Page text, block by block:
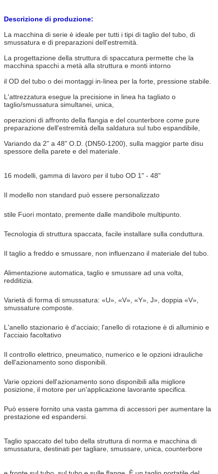
Descrizione di produzione:
La macchina di serie è ideale per tutti i tipi di taglio del tubo, di
smussatura e di preparazioni dell'estremità.
La progettazione della struttura di spaccatura permette che la
macchina spacchi a metà alla struttura e monti intorno
il OD del tubo o dei montaggi in-linea per la forte, pressione stabile.
L'attrezzatura esegue la precisione in linea ha tagliato o
taglio/smussatura simultanei, unica,
operazioni di affronto della flangia e del counterbore come pure
preparazione dell'estremità della saldatura sul tubo espandibile,
Variando da 2" a 48" O.D. (DN50-1200), sulla maggior parte disu
spessore della parete e del materiale.
16 modelli, gamma di lavoro per il tubo OD 1" - 48"
Il modello non standard può essere personalizzato
stile Fuori montato, premente dalle mandibole multipunto.
Tecnologia di struttura spaccata, facile installare sulla conduttura.
Il taglio a freddo e smussare, non influenzano il materiale del tubo.
Alimentazione automatica, taglio e smussare ad una volta,
redditizia.
Varietà di forma di smussatura: «U», «V», «Y», J», doppia «V»,
smussature composte.
L'anello stazionario è d'acciaio; l'anello di rotazione è di alluminio e
l'acciaio facoltativo
Il controllo elettrico, pneumatico, numerico e le opzioni idrauliche
dell'azionamento sono disponibili.
Varie opzioni dell'azionamento sono disponibili alla migliore
posizione, il motore per un'applicazione lavorante specifica.
Può essere fornito una vasta gamma di accessori per aumentare la
prestazione ed espandersi
Taglio spaccato del tubo della struttura di norma e macchina di
smussatura, destinati per tagliare, smussare, unica, counterbore